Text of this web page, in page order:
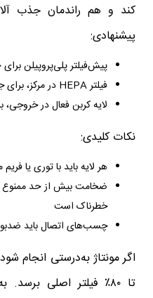
کند و هم راندمان جذب
پیشنهادی:
پیش‌فیلتر پلی‌پروپیلن
فیلتر HEPA در مرکز، برای جذب ذرات ریز
لایه کربن فعال در خروجی،
نکات کلیدی:
هر لایه باید با توری یا
خطرناک است
چسب‌های اتصال باید ضدبو
اگر مونتاژ به‌درستی انجام
تا ۸۰٪ فیلتر اصلی